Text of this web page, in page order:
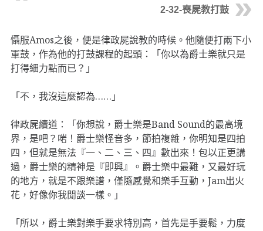
2-32-喪屍教打鼓
懾服Amos之後，便是律政屍說教的時候。他隨便打兩下小
軍鼓，作為他的打鼓課程的起頭：「你以為爵士樂就只是
打得細力點而已？」
「不，我沒這麼認為……」
律政屍續道：「你想說，爵士樂是Band Sound的最高境
界，是吧？啱！爵士樂怪音多，節拍複雜，你明知是四拍
四，但就是無法『一、二、三、四』數出來！包以正更講
過，爵士樂的精神是『即興』。爵士樂中最難，又最好玩
的地方，就是不跟樂譜，僅隨感覺和樂手互動，Jam出火
花，好像你我閒談一樣。」
「所以，爵士樂對樂手要求特別高，首先是手要鬆，力度